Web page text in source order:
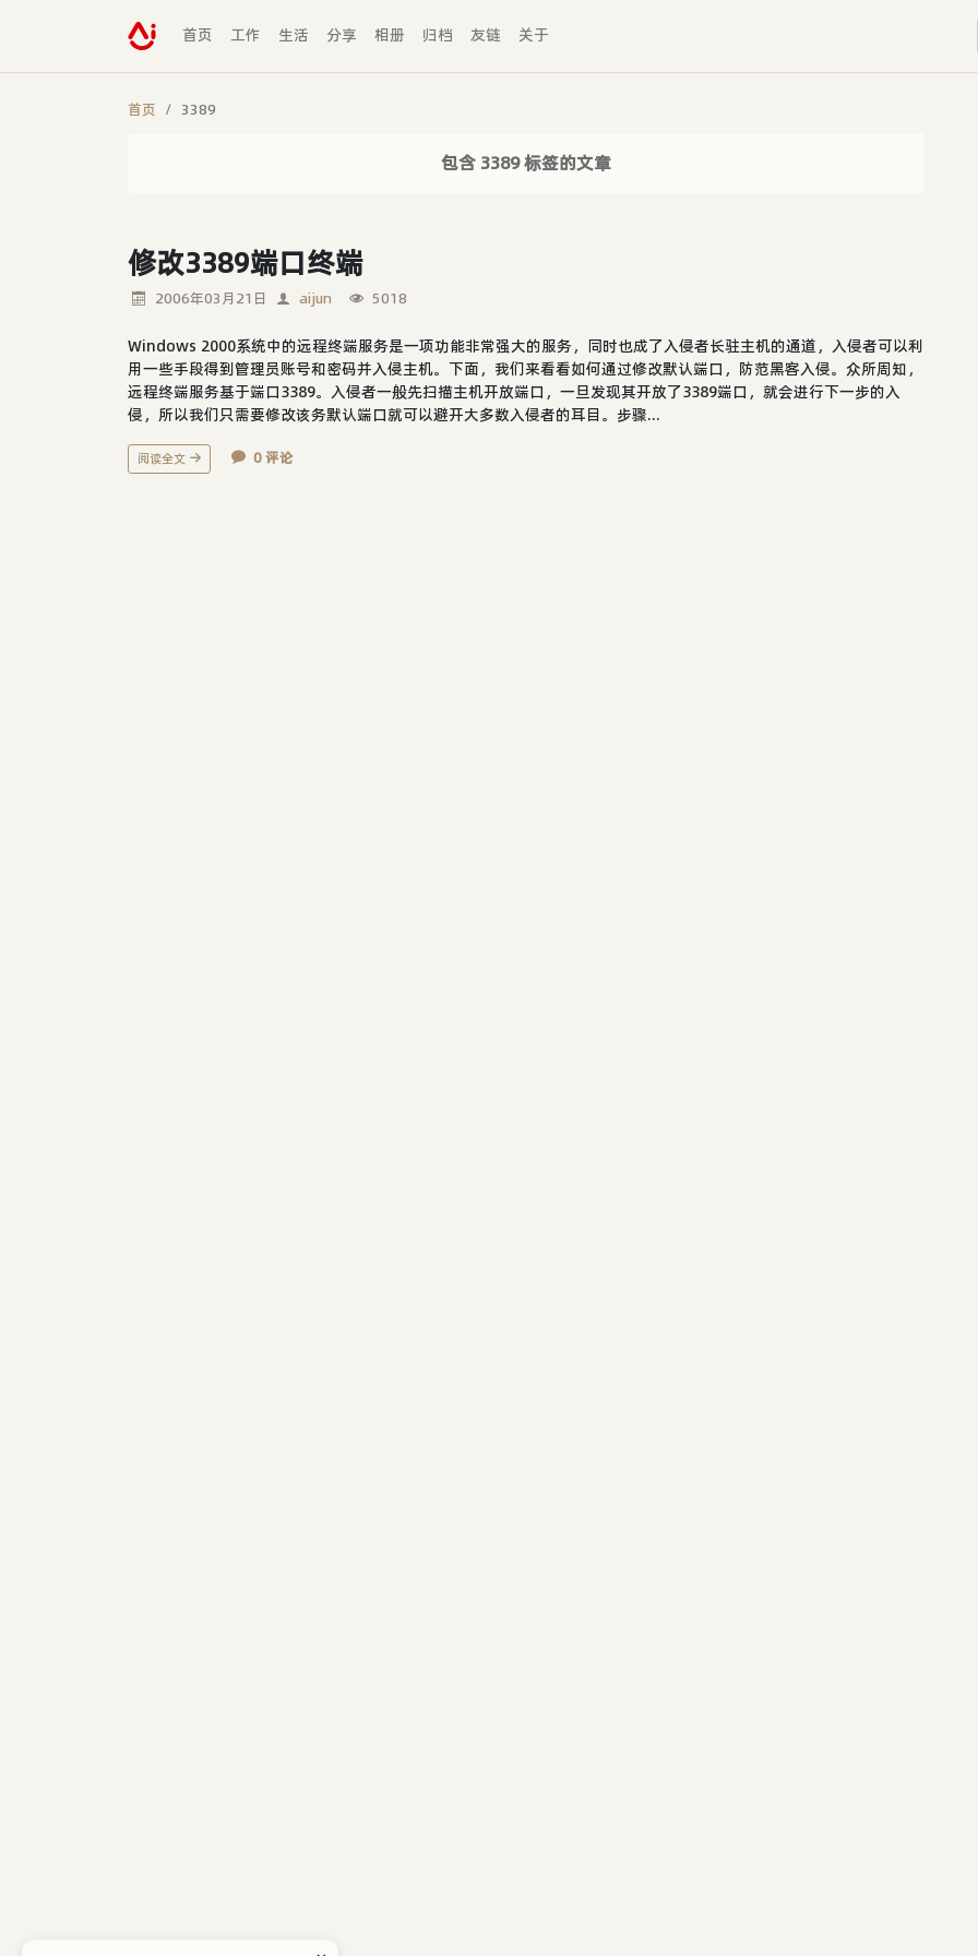
首页 工作 生活 分享 相册 归档 友链 关于
首页 3389
包含 3389 标签的文章
修改3389端口终端
2006年03月21日 aijun 5018
Windows 2000系统中的远程终端服务是一项功能非常强大的服务，同时也成了入侵者长驻主机的通道，入侵者可以利
用一些手段得到管理员账号和密码并入侵主机。下面，我们来看看如何通过修改默认端口，防范黑客入侵。众所周知，
远程终端服务基于端口3389。入侵者一般先扫描主机开放端口，一旦发现其开放了3389端口，就会进行下一步的入
侵，所以我们只需要修改该务默认端口就可以避开大多数入侵者的耳目。步骤...
阅读全文 0 评论